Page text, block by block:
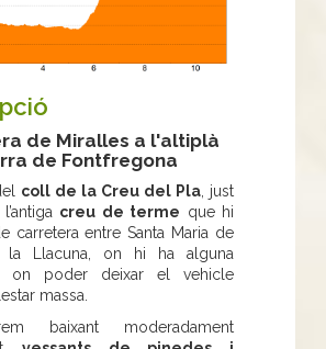
de Miralles a l'altiplà
de Fontfregona
coll de la Creu del Pla , just
creu de terme que hi
carretera entre Santa Maria de
la Llacuna, on hi ha alguna
on poder deixar el vehicle
massa.
baixant moderadament